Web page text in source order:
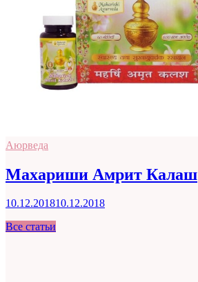
Аюрведа
Махариши Амрит Калаш
10.12.201810.12.2018
Все статьи